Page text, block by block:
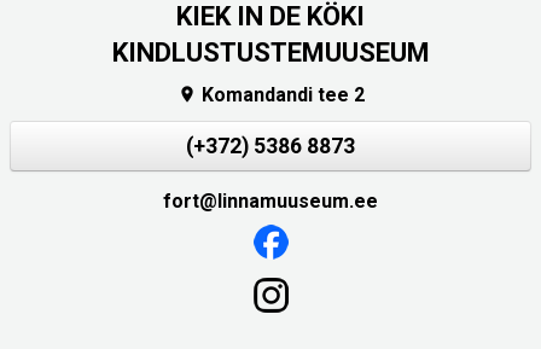
KIEK IN DE KÖKI
KINDLUSTUSTEMUUSEUM
 Komandandi tee 2
(+372) 5386 8873
fort@linnamuuseum.ee